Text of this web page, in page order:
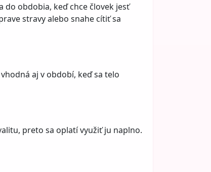
do obdobia, keď chce človek jesť
stravy alebo snahe cítiť sa
aj v období, keď sa telo
preto sa oplatí využiť ju naplno.